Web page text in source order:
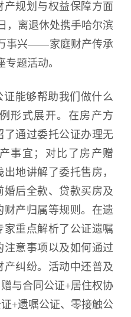
规划与权益保障方面
，离退休处携手哈尔滨
事兴——家庭财产传承
题活动。
能够帮助我们做什么
形式展开。在房产方
了通过委托公证办理无
事宜；对比了房产赠
地讲解了委托售房，
后全款、贷款买房及
产归属等规则。在遗
重点解析了公证遗嘱
注意事项以及如何通过
纠纷。活动中还普及
与合同公证+居住权协
+遗嘱公证、零接触公